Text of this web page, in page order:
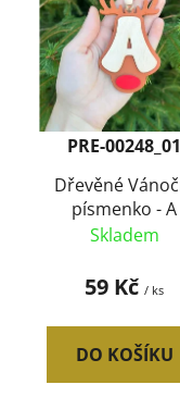
PRE-00248_01
Dřevěné
písmenko - A
Skladem
59 Kč / ks
DO KOŠÍKU